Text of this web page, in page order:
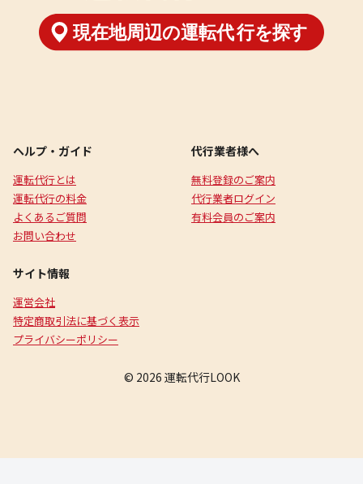
ヘルプ・ガイド
運転代行とは
運転代行の料金
よくあるご質問
お問い合わせ
代行業者様へ
無料登録のご案内
代行業者ログイン
有料会員のご案内
サイト情報
運営会社
特定商取引法に基づく表示
プライバシーポリシー
© 2026 運転代行LOOK